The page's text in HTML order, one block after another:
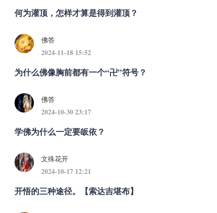
何为灌顶，怎样才算是得到灌顶？
佛答
2024-11-18 15:52
为什么佛像胸前都有一个“卍”符号？
佛答
2024-10-30 23:17
学佛为什么一定要皈依？
文殊花开
2024-10-17 12:21
开悟的三种途径。【索达吉堪布】